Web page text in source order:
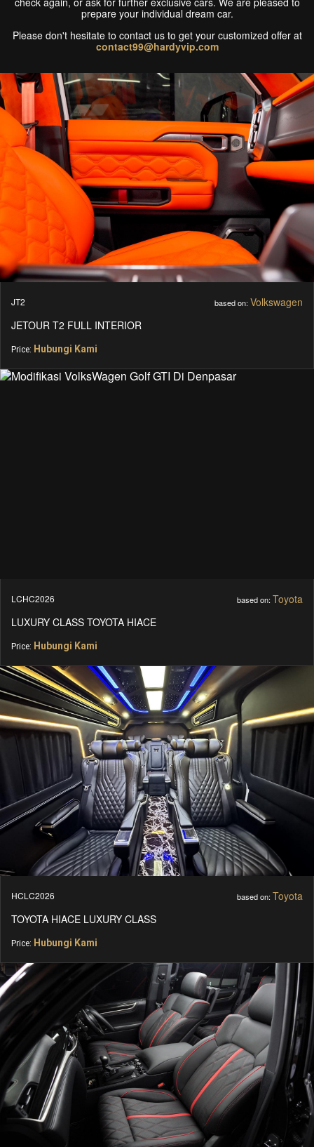
prepare your individual dream car.
Please don't hesitate to contact us to get your customized offer at
contact99@hardyvip.com
JT2 based on: Volkswagen
JETOUR T2 FULL INTERIOR
Price: Hubungi Kami
LCHC2026 based on: Toyota
LUXURY CLASS TOYOTA HIACE
Price: Hubungi Kami
HCLC2026 based on: Toyota
TOYOTA HIACE LUXURY CLASS
Price: Hubungi Kami